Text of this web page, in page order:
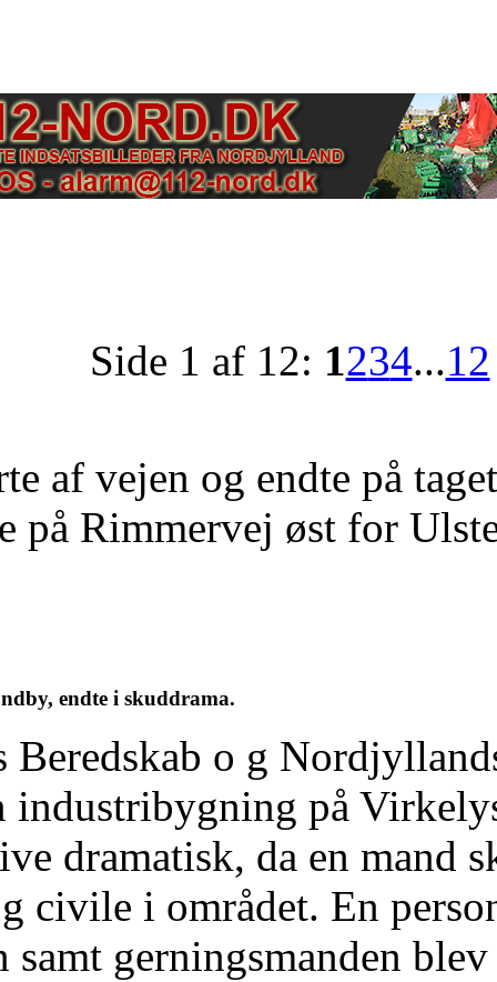
Side 1 af 12: 1234...12
af vejen og endte på
på Rimmervej øst for
endte i skuddrama.
Beredskab o g
industribygning på
dramatisk, da en mand
civile i området. En
gerningsmanden